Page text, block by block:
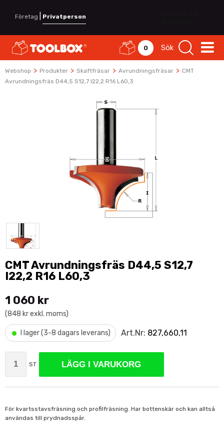
Företag Privatperson
0 Sök
Webshop > Produkter > Skaftfräsar > Avrundningsfräsar > CMT
Avrundningsfräs D44,5 S12,7 I22,2 R16 L60,3
CMT Avrundningsfräs D44,5 S12,7
I22,2 R16 L60,3
1 060 kr
(848 kr exkl. moms)
• I lager (3-8 dagars leverans) Art.Nr: 827,660,11
ST LÄGG I VARUKORG
För kvartsstavsfräsning och profilfräsning. Har bottenskär och kan alltså
användas till prydnadsspår.